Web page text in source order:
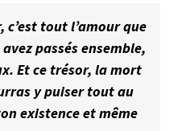
tout l’amour que
passés ensemble,
Et ce trésor, la mort
y puiser tout au
existence et même